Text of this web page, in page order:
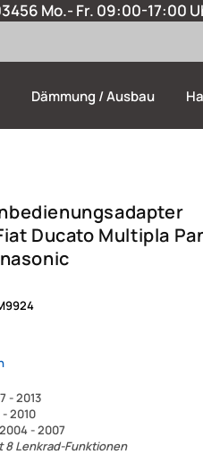
Mo.- Fr. 09:00-17:00
Dämmung / Ausbau
Ducato Multipla
- 2013
2010
- 2007
8 Lenkrad-Funktionen